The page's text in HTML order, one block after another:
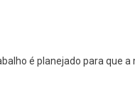
é planejado para que